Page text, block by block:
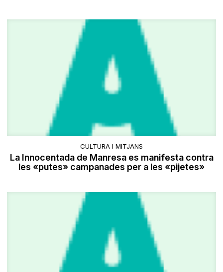
CULTURA I MITJANS
La Innocentada de Manresa es manifesta contra
les «putes» campanades per a les «pijetes»